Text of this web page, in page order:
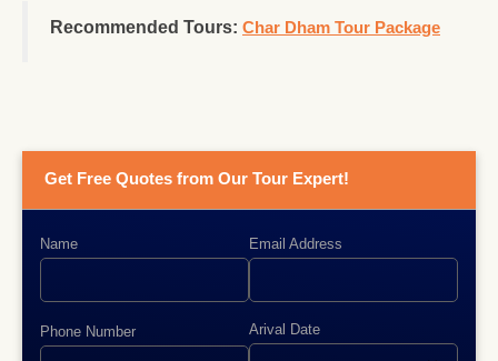
Recommended Tours: Char Dham Tour Package
Get Free Quotes from Our Tour Expert!
Name Email Address
Phone Number Arival Date